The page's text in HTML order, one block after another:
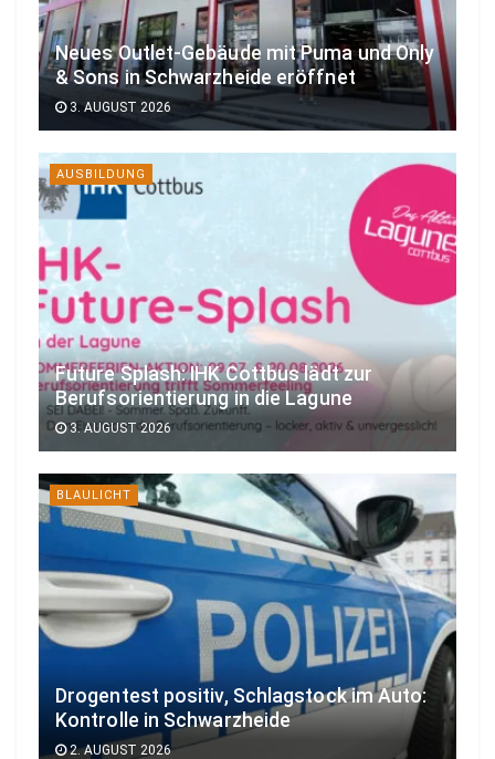
Neues Outlet-Gebäude mit Puma und Only
& Sons in Schwarzheide eröffnet
3. AUGUST 2026
AUSBILDUNG
Future Splash: IHK Cottbus lädt zur
Berufsorientierung in die Lagune
3. AUGUST 2026
BLAULICHT
Drogentest positiv, Schlagstock im Auto:
Kontrolle in Schwarzheide
2. AUGUST 2026